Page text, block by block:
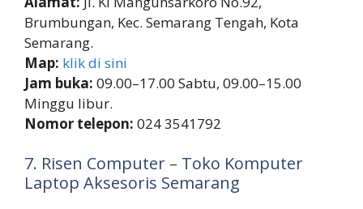
Brumbungan, Kec. Semarang Tengah, Kota
Semarang.
Map: klik di sini
Jam buka: 09.00–17.00 Sabtu, 09.00–15.00
Minggu libur.
Nomor telepon: 024 3541792
7. Risen Computer – Toko Komputer
Laptop Aksesoris Semarang